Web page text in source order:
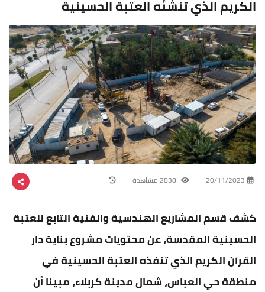
الكريم الذي تنشئه العتبة الحسينية
20/11/2023
كشف قسم المشاريع الهندسية والفنية التابع للعتبة
الحسينية المقدسة، عن محتويات مشروع بناية دار
القرآن الكريم الذي تنفذه العتبة الحسينية في
منطقة حي العباس، شمال مدينة كربلاء، مبينا أن